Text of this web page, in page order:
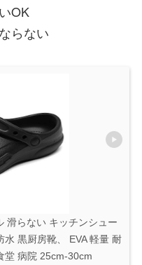
OK
らない
滑らない キッチンシュー
黒厨房靴、 EVA 軽量 耐
堂 病院 25cm-30cm